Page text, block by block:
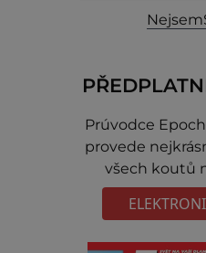
Prúvodce
provede
všech koutů